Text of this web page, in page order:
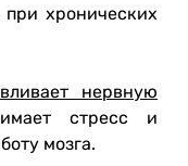
хронических
нервную
стресс и
мозга.